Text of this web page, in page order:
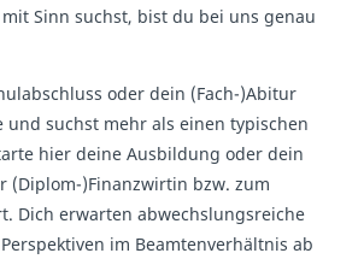
Sinn suchst, bist du bei uns genau
oder dein (Fach-)Abitur
und suchst mehr als einen typischen
hier deine Ausbildung oder dein
(Diplom-)Finanzwirtin bzw. zum
Dich erwarten abwechslungsreiche
im Beamtenverhältnis ab